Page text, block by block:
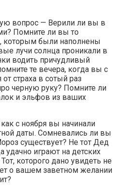
вопрос — Верили ли вы в
Помните ли вы то
которым были наполнены
лучи солнца проникали в
водить причудливый
те вечера, когда вы с
страха в сотый раз
черную руку? Помните ли
и эльфов из ваших
с ноября вы начинали
даты. Сомневались ли вы
существует? Не тот Дед
удачно играют на детских
которого дано увидеть не
о вашем заветном желании